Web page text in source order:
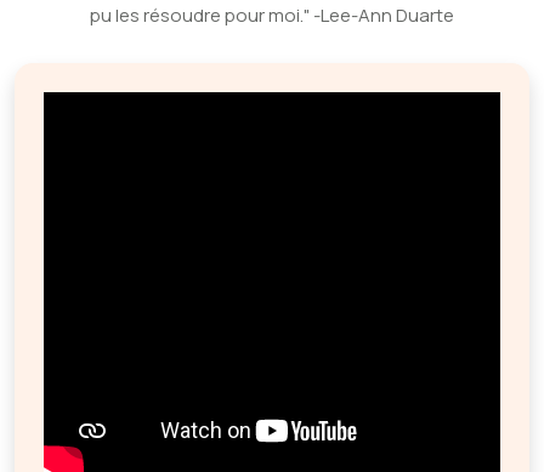
pu les résoudre pour moi." -Lee-Ann Duarte